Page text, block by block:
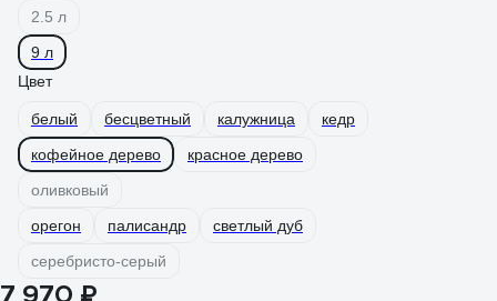
2.5 л
9 л
Цвет
белый бесцветный калужница
кедр
кофейное дерево
красное дерево
оливковый
орегон
палисандр
светлый дуб
серебристо-серый
7 970 ₽